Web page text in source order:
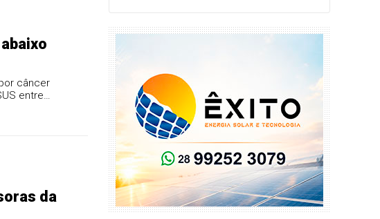
câncer
entre
da